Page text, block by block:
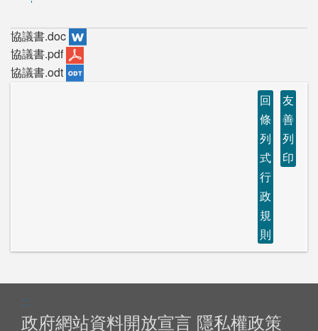
協議書.doc
協議書.pdf
協議書.odt
回
條
列
式
行
政
規
則
友
善
列
印
:::
政府網站資料開放宣言 隱私權政策